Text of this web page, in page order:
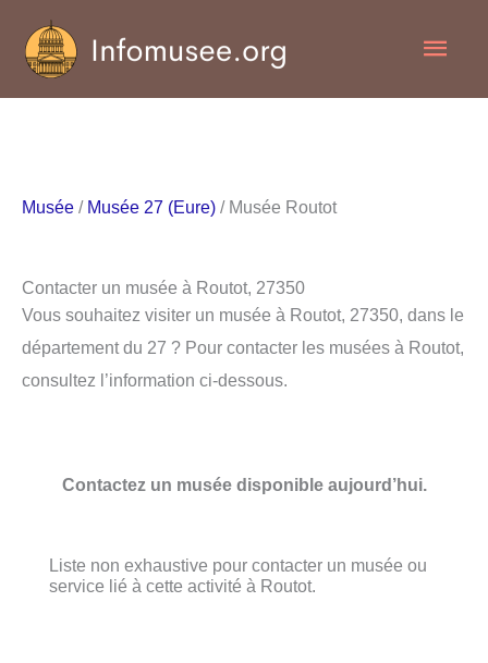
contenu
Musée / Musée 27 (Eure) / Musée Routot
Contacter un musée à Routot, 27350
Vous souhaitez visiter un musée à Routot, 27350, dans le
département du 27 ? Pour contacter les musées à Routot,
consultez l’information ci-dessous.
Contactez un musée disponible aujourd’hui.
Liste non exhaustive pour contacter un musée ou
service lié à cette activité à Routot.